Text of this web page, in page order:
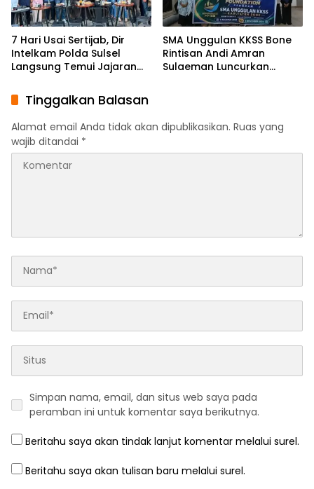
7 Hari Usai Sertijab, Dir
Intelkam Polda Sulsel
Langsung Temui Jajaran
SMA Unggulan KKSS Bone
Rintisan Andi Amran
Sulaeman Luncurkan
Tinggalkan Balasan
Alamat email Anda tidak akan dipublikasikan. Ruas yang
wajib ditandai *
Simpan nama, email, dan situs web saya pada
peramban ini untuk komentar saya berikutnya.
Beritahu saya akan tindak lanjut komentar melalui surel.
Beritahu saya akan tulisan baru melalui surel.